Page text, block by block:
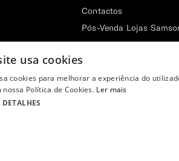
Contactos
Pós-Venda Lojas
Centro de Reparação
usa cookies
cookies para melhorar a experiência do
Política de Cookies. Ler mais